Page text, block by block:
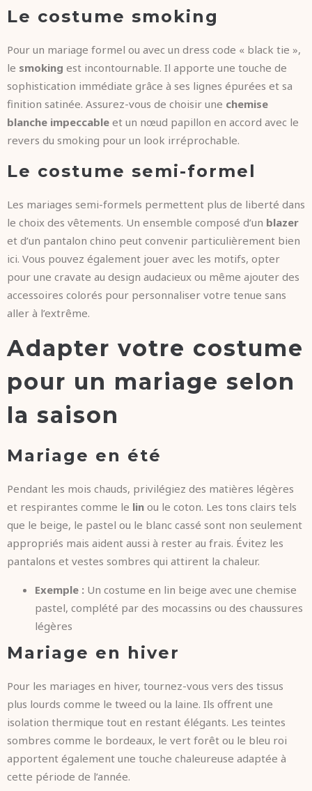
Le costume smoking
Pour un mariage formel ou avec un dress code « black tie »,
le smoking est incontournable. Il apporte une touche de
sophistication immédiate grâce à ses lignes épurées et sa
finition satinée. Assurez-vous de choisir une chemise
blanche impeccable et un nœud papillon en accord avec le
revers du smoking pour un look irréprochable.
Le costume semi-formel
Les mariages semi-formels permettent plus de liberté dans
le choix des vêtements. Un ensemble composé d’un blazer
et d’un pantalon chino peut convenir particulièrement bien
ici. Vous pouvez également jouer avec les motifs, opter
pour une cravate au design audacieux ou même ajouter des
accessoires colorés pour personnaliser votre tenue sans
aller à l’extrême.
Adapter votre costume
pour un mariage selon
la saison
Mariage en été
Pendant les mois chauds, privilégiez des matières légères
et respirantes comme le lin ou le coton. Les tons clairs tels
que le beige, le pastel ou le blanc cassé sont non seulement
appropriés mais aident aussi à rester au frais. Évitez les
pantalons et vestes sombres qui attirent la chaleur.
Exemple : Un costume en lin beige avec une chemise
pastel, complété par des mocassins ou des chaussures
légères
Mariage en hiver
Pour les mariages en hiver, tournez-vous vers des tissus
plus lourds comme le tweed ou la laine. Ils offrent une
isolation thermique tout en restant élégants. Les teintes
sombres comme le bordeaux, le vert forêt ou le bleu roi
apportent également une touche chaleureuse adaptée à
cette période de l’année.